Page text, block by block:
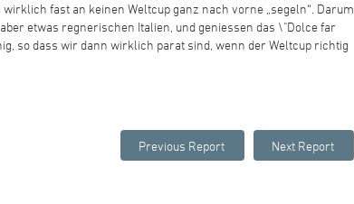
fast an keinen Weltcup ganz nach vorne „segeln“. Darum
etwas regnerischen Italien, und geniessen das \"Dolce far
so dass wir dann wirklich parat sind, wenn der Weltcup richtig